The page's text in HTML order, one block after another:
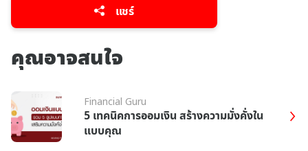
แชร์
คุณอาจสนใจ
Financial Guru
5 เทคนิคการออมเงิน สร้างความมั่งคั่งใน
แบบคุณ